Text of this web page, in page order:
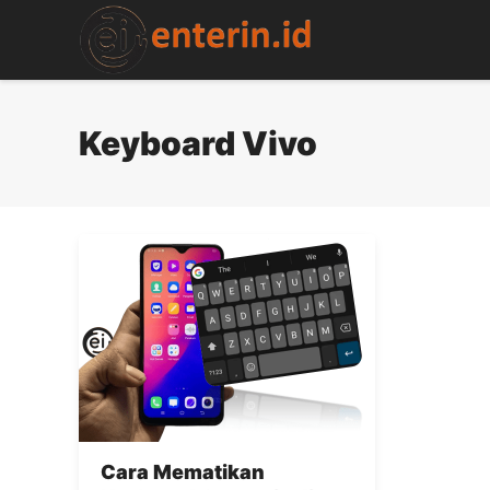
content
Keyboard Vivo
Cara Mematikan